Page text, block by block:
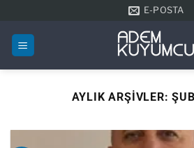
E-POSTA
AYLIK ARŞIVLER: